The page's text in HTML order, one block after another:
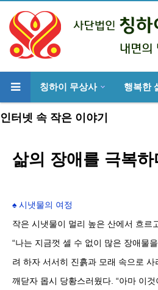
칭하이 무상사 행복한
인터넷 속 작은 이야기
삶의 장애를 극복
♠ 시냇물의 여정
작은 시냇물이 멀리 높은 산에서 흐르
“나는 지금껏 셀 수 없이 많은 장애물
려 하자 서서히 진흙과 모래 속으로
깨닫자 몹시 당황스러웠다. “아마 이